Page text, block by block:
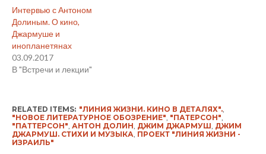
Интервью с Антоном
Долиным. О кино,
Джармуше и
инопланетянах
03.09.2017
В "Встречи и лекции"
RELATED ITEMS: "ЛИНИЯ ЖИЗНИ. КИНО В ДЕТАЛЯХ".,
"НОВОЕ ЛИТЕРАТУРНОЕ ОБОЗРЕНИЕ" "ПАТЕРСОН"
"ПАТТЕРСОН" АНТОН ДОЛИН ДЖИМ ДЖАРМУШ ДЖИМ
ДЖАРМУШ. СТИХИ И МУЗЫКА ПРОЕКТ "ЛИНИЯ ЖИЗНИ -
ИЗРАИЛЬ"